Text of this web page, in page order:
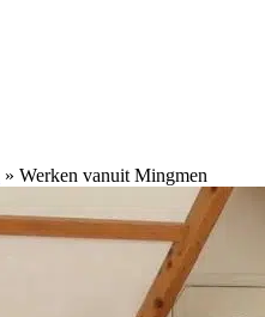
» Werken vanuit Mingmen